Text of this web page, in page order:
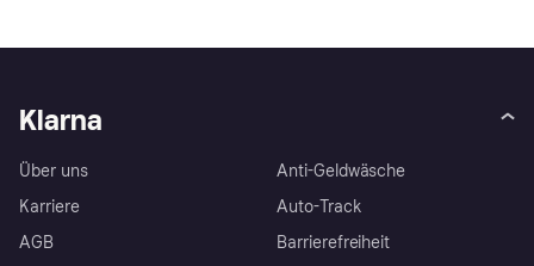
Klarna
Über uns
Karriere
AGB
Anti-Geldwäsche
Auto-Track
Barrierefreiheit